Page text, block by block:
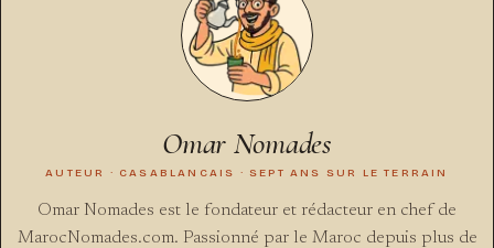
Omar Nomades
AUTEUR · CASABLANCAIS · SEPT ANS SUR LE TERRAIN
Omar Nomades est le fondateur et rédacteur en chef de
MarocNomades.com. Passionné par le Maroc depuis plus de